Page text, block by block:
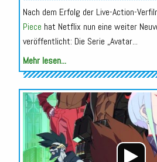
Nach dem Erfolg der Live-Action-
Piece hat Netflix nun eine weiter
veröffentlicht: Die Serie „Avatar...
Mehr lesen...